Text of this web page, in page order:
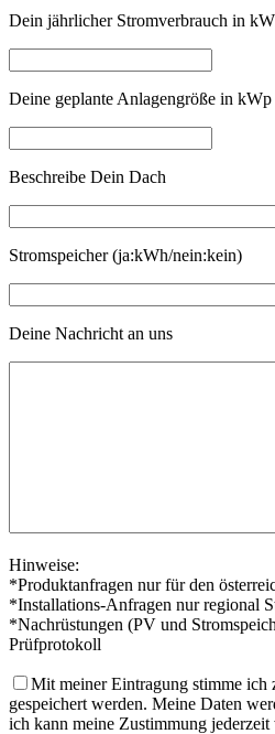
Dein jährlicher Stromverbrauch in
Deine geplante Anlagengröße in kWp
Beschreibe Dein Dach
Stromspeicher (ja:kWh/nein:kein)
Deine Nachricht an uns
Hinweise:
*Produktanfragen nur für den
*Installations-Anfragen nur regional
*Nachrüstungen (PV und
Prüfprotokoll
Mit meiner Eintragung stimme ich
gespeichert werden. Meine Daten
ich kann meine Zustimmung